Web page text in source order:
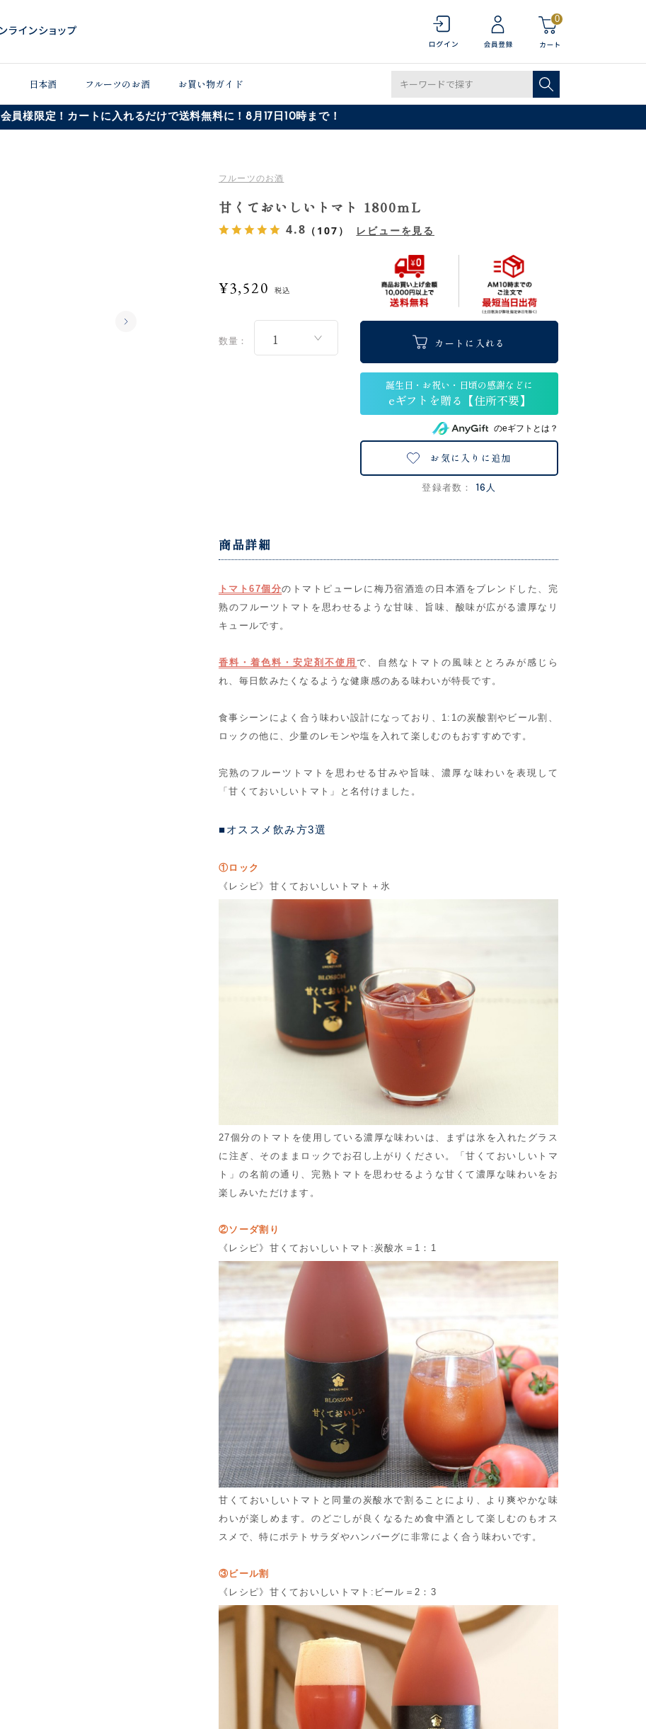
0
日本酒 フルーツのお酒 お買い物ガイド
会員様限定！カートに入れるだけで送料無料に！8月17日10時まで！
フルーツのお酒
甘くておいしいトマト 1800ｍL
4.8 （107） レビューを見る
¥3,520 税込
数量： カートに入れる
のeギフトとは？
お気に入りに追加
登録者数： 16人
商品詳細
トマト67個分のトマトピューレに梅乃宿酒造の日本酒をブレンドした、完
熟のフルーツトマトを思わせるような甘味、旨味、酸味が広がる濃厚なリ
キュールです。
香料・着色料・安定剤不使用で、自然なトマトの風味ととろみが感じら
れ、毎日飲みたくなるような健康感のある味わいが特長です。
食事シーンによく合う味わい設計になっており、1:1の炭酸割やビール割、
ロックの他に、少量のレモンや塩を入れて楽しむのもおすすめです。
完熟のフルーツトマトを思わせる甘みや旨味、濃厚な味わいを表現して
「甘くておいしいトマト」と名付けました。
■オススメ飲み方3選
①ロック
《レシピ》甘くておいしいトマト＋氷
27個分のトマトを使用している濃厚な味わいは、まずは氷を入れたグラス
に注ぎ、そのままロックでお召し上がりください。「甘くておいしいトマ
ト」の名前の通り、完熟トマトを思わせるような甘くて濃厚な味わいをお
楽しみいただけます。
②ソーダ割り
《レシピ》甘くておいしいトマト:炭酸水＝1：1
甘くておいしいトマトと同量の炭酸水で割ることにより、より爽やかな味
わいが楽しめます。のどごしが良くなるため食中酒として楽しむのもオス
スメで、特にポテトサラダやハンバーグに非常によく合う味わいです。
③ビール割
《レシピ》甘くておいしいトマト:ビール＝2：3